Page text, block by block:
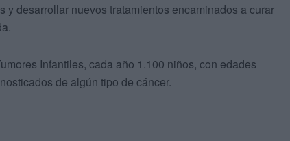
desarrollar nuevos tratamientos encaminados a curar
Infantiles, cada año 1.100 niños, con edades
de algún tipo de cáncer.